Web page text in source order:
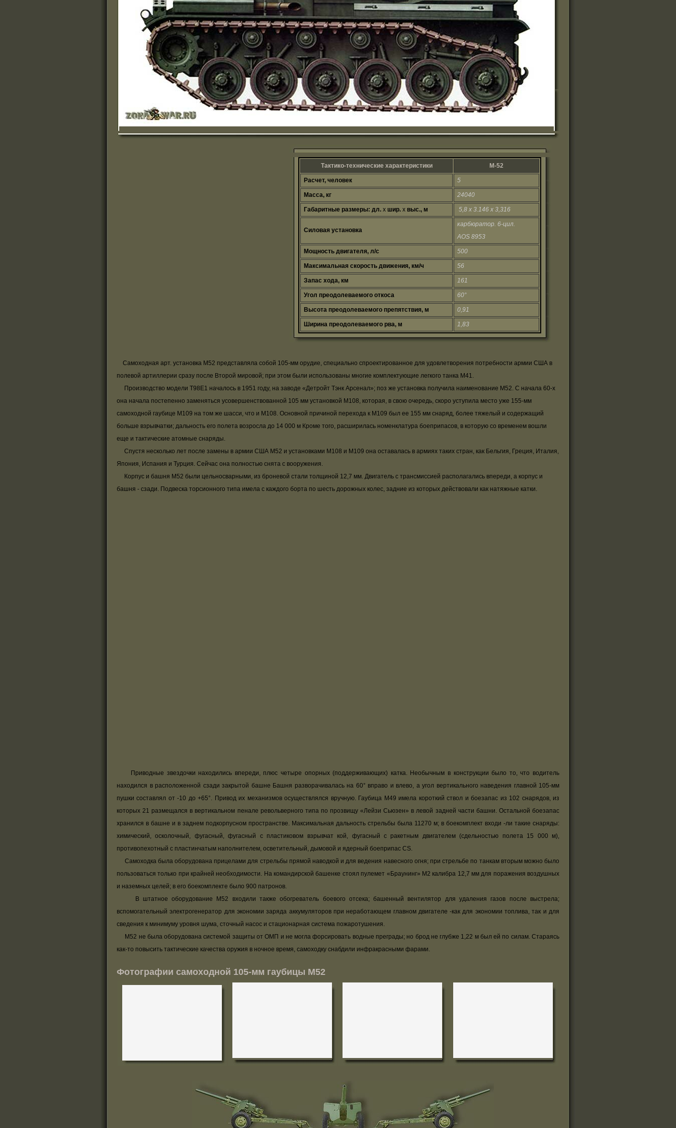
Тактико-технические характеристики М-52
Расчет, человек 5
Масса, кг 24040
Габаритные размеры: дл. х шир. х выс., м 5,8 х 3.146 х 3,316
Силовая установка
карбюратор. 6-цил.
AOS 8953
Мощность двигателя, л/с 500
Максимальная скорость движения, км/ч 56
Запас хода, км 161
Угол преодолеваемого откоса 60°
Высота преодолеваемого препятствия, м 0,91
Ширина преодолеваемого рва, м 1,83
Самоходная арт. установка М52 представляла собой 105-мм орудие, специально спроектированное для удовлетворения потребности армии США в
полевой артиллерии сразу после Второй мировой; при этом были использованы многие комплектующие легкого танка М41.
Производство модели Т98Е1 началось в 1951 году, на заводе «Детройт Тэнк Арсенал»; поз же установка получила наименование М52. С начала 60-х
она начала постепенно заменяться усовершенствованной 105 мм установкой М108, которая, в свою очередь, скоро уступила место уже 155-мм
самоходной гаубице М109 на том же шасси, что и М108. Основной причиной перехода к М109 был ее 155 мм снаряд, более тяжелый и содержащий
больше взрывчатки; дальность его полета возросла до 14 000 м Кроме того, расширилась номенклатура боеприпасов, в которую со временем вошли
еще и тактические атомные снаряды.
Спустя несколько лет после замены в армии США М52 и установками М108 и М109 она оставалась в армиях таких стран, как Бельгия, Греция, Италия,
Япония, Испания и Турция. Сейчас она полностью снята с вооружения.
Корпус и башня М52 были цельносварными, из броневой стали толщиной 12,7 мм. Двигатель с трансмиссией располагались впереди, а корпус и
башня - сзади. Подвеска торсионного типа имела с каждого борта по шесть дорожных колес, задние из которых действовали как натяжные катки.
Приводные звездочки находились впереди, плюс четыре опорных (поддерживающих) катка. Необычным в конструкции было то, что водитель
находился в расположенной сзади закрытой башне Башня разворачивалась на 60° вправо и влево, а угол вертикального наведения главной 105-мм
пушки составлял от -10 до +65°. Привод их механизмов осуществлялся вручную. Гаубица М49 имела короткий ствол и боезапас из 102 снарядов, из
которых 21 размещался в вертикальном пенале револьверного типа по прозвищу «Лейзи Сьюзен» в левой задней части башни. Остальной боезапас
хранился в башне и в заднем подкорпусном пространстве. Максимальная дальность стрельбы была 11270 м; в боекомплект входи -ли такие снаряды:
химический, осколочный, фугасный, фугасный с пластиковом взрывчат кой, фугасный с ракетным двигателем (сдельностью полета 15 000 м),
противопехотный с пластинчатым наполнителем, осветительный, дымовой и ядерный боеприпас CS.
Самоходка была оборудована прицелами для стрельбы прямой наводкой и для ведения навесного огня; при стрельбе по танкам вторым можно было
пользоваться только при крайней необходимости. На командирской башенке стоял пулемет «Браунинг» М2 калибра 12,7 мм для поражения воздушных
и наземных целей; в его боекомплекте было 900 патронов.
В штатное оборудование М52 входили также обогреватель боевого отсека; башенный вентилятор для удаления газов после выстрела;
вспомогательный электрогенератор для экономии заряда аккумуляторов при неработающем главном двигателе -как для экономии топлива, так и для
сведения к минимуму уровня шума, сточный насос и стационарная система пожаротушения.
М52 не была оборудована системой защиты от ОМП и не могла форсировать водные преграды; но брод не глубже 1,22 м был ей по силам. Стараясь
как-то повысить тактические качества оружия в ночное время, самоходку снабдили инфракрасными фарами.
Фотографии cамоходной 105-мм гаубицы М52